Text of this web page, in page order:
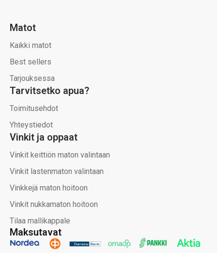
Maksutavat
Matot
Kaikki matot
Best sellers
Tarjouksessa
Tarvitsetko apua?
Toimitusehdot
Yhteystiedot
Vinkit ja oppaat
Vinkit keittiön maton valintaan
Vinkit lastenmaton valintaan
Vinkkejä maton hoitoon
Vinkit nukkamaton hoitoon
Tilaa mallikappale